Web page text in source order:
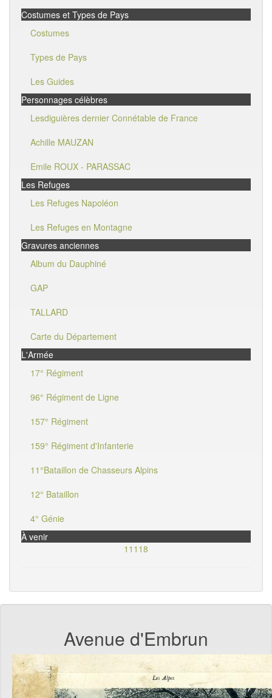
Costumes et Types de Pays
Costumes
Types de Pays
Les Guides
Personnages célèbres
Lesdiguières dernier Connétable de France
Achille MAUZAN
Emile ROUX - PARASSAC
Les Refuges
Les Refuges Napoléon
Les Refuges en Montagne
Gravures anciennes
Album du Dauphiné
GAP
TALLARD
Carte du Département
L'Armée
17° Régiment
96° Régiment de Ligne
157° Régiment
159° Régiment d'Infanterie
11°Bataillon de Chasseurs Alpins
12° Bataillon
4° Génie
À venir
11118
Avenue d'Embrun